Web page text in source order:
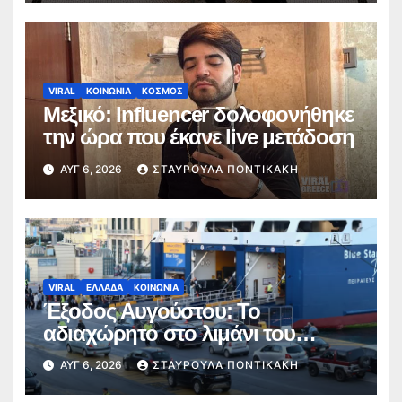
VIRAL ΚΟΙΝΩΝΙΑ ΚΟΣΜΟΣ
Μεξικό: Influencer δολοφονήθηκε
την ώρα που έκανε live μετάδοση
ΑΥΓ 6, 2026 ΣΤΑΥΡΟΎΛΑ ΠΟΝΤΙΚΆΚΗ
VIRAL ΕΛΛΑΔΑ ΚΟΙΝΩΝΙΑ
Έξοδος Αυγούστου: Το
αδιαχώρητο στο λιμάνι του
Πειραιά – Με υψηλές πληρότητες
αναχωρούν τα πλοία
ΑΥΓ 6, 2026 ΣΤΑΥΡΟΎΛΑ ΠΟΝΤΙΚΆΚΗ